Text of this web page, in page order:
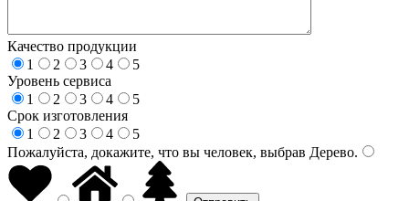
Качество продукции
1
2 3 4
5
Уровень сервиса
1
2 3 4
5
Срок изготовления
1
2 3 4
5
Пожалуйста, докажите, что вы человек, выбрав Дерево.